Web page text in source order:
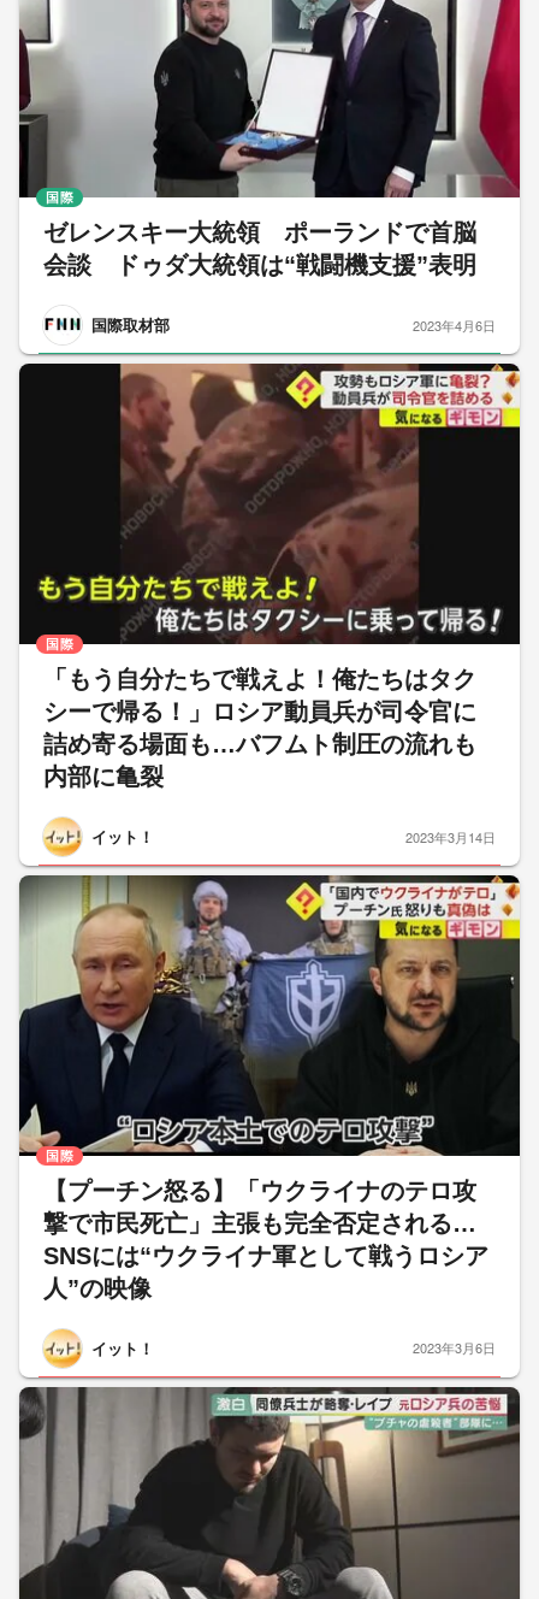
ゼレンスキー大統領 ポーランドで首脳
会談 ドゥダ大統領は“戦闘機支援”表明
国際取材部
国際
2023年4月6日
「もう自分たちで戦えよ！俺たちはタク
シーで帰る！」ロシア動員兵が司令官に
詰め寄る場面も…バフムト制圧の流れも
内部に亀裂
イット！
国際
2023年3月14日
【プーチン怒る】「ウクライナのテロ攻
撃で市民死亡」主張も完全否定される…
SNSには“ウクライナ軍として戦うロシア
人”の映像
イット！
国際
2023年3月6日